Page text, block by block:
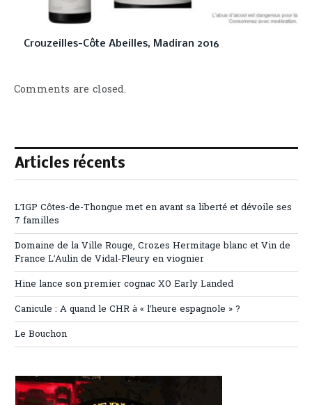
Crouzeilles-Côte Abeilles, Madiran 2016
Comments are closed.
Articles récents
L’IGP Côtes-de-Thongue met en avant sa liberté et dévoile ses
7 familles
Domaine de la Ville Rouge, Crozes Hermitage blanc et Vin de
France L’Aulin de Vidal-Fleury en viognier
Hine lance son premier cognac XO Early Landed
Canicule : A quand le CHR à « l’heure espagnole » ?
Le Bouchon